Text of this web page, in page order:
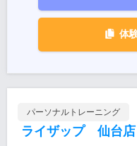
体
パーソナルトレーニング
ライザップ 仙台店